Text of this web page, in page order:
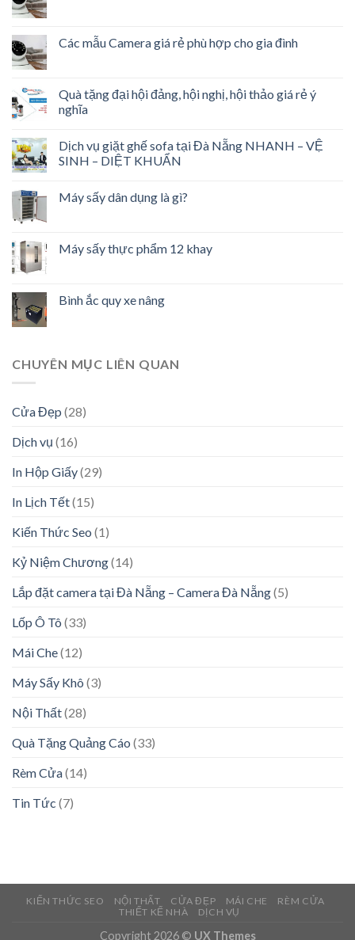
Các mẫu Camera giá rẻ phù hợp cho gia đình
Quà tặng đại hội đảng, hội nghị, hội thảo giá rẻ ý
nghĩa
Dịch vụ giặt ghế sofa tại Đà Nẵng NHANH – VỆ
SINH – DIỆT KHUẨN
Máy sấy dân dụng là gì?
Máy sấy thực phẩm 12 khay
Bình ắc quy xe nâng
CHUYÊN MỤC LIÊN QUAN
Cửa Đẹp (28)
Dịch vụ (16)
In Hộp Giấy(29)
In Lịch Tết(15)
Kiến Thức Seo (1)
Kỷ Niệm Chương(14)
Lắp đặt camera tại Đà Nẵng – Camera Đà Nẵng(5)
Lốp Ô Tô (33)
Mái Che(12)
Máy Sấy Khô (3)
Nội Thất(28)
Quà Tặng Quảng Cáo (33)
Rèm Cửa(14)
Tin Tức (7)
KIẾN THỨC SEO NỘI THẤT CỬA ĐẸP MÁI CHE
RÈM CỬA
THIẾT KẾ NHÀ
DỊCH VỤ
Copyright 2026 © UX Themes